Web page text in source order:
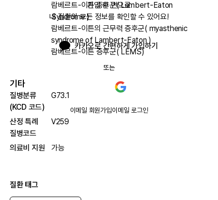
람베르트-이튼 증후군( Lambert-Eaton
Syndrome )
람베르트-이튼의 근무력 증후군( myasthenic
syndrome of Lambert-Eaton )
람베르트-이튼 증후군( LEMS)
기타
질병분류
(KCD 코드)
G73.1
산정 특례
질병코드
V259
의료비 지원 가능
가입 한 번으로
내 질환의 모든 정보를 확인할 수 있어요!
카카오로 간편하게 가입하기
또는
이메일 회원가입이메일 로그인
질환 태그